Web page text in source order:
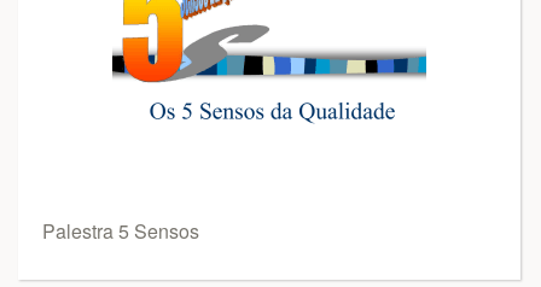
Palestra 5 Sensos